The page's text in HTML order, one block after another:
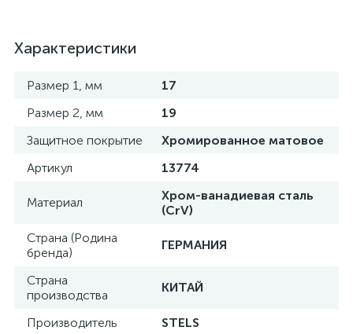
Характеристики
Размер 1, мм
17
Размер 2, мм
19
Защитное покрытие
Хромированное матовое
Артикул
13774
Материал
Хром-ванадиевая сталь
(CrV)
Страна (Родина
бренда)
ГЕРМАНИЯ
Страна
производства
КИТАЙ
Производитель STELS